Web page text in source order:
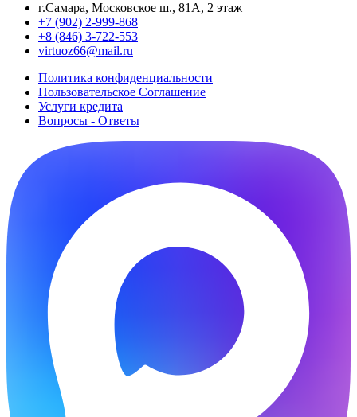
г.Самара, Московское ш., 81А, 2 этаж
+7 (902) 2-999-868
+8 (846) 3-722-553
virtuoz66@mail.ru
Политика конфиденциальности
Пользовательское Cоглашение
Услуги кредита
Вопросы - Ответы